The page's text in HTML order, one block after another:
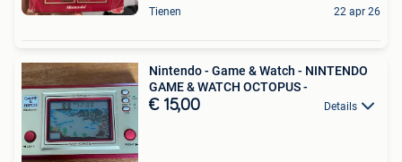
Tienen 22 apr 26
Nintendo - Game & Watch - NINTENDO
GAME & WATCH OCTOPUS -
€ 15,00 Details